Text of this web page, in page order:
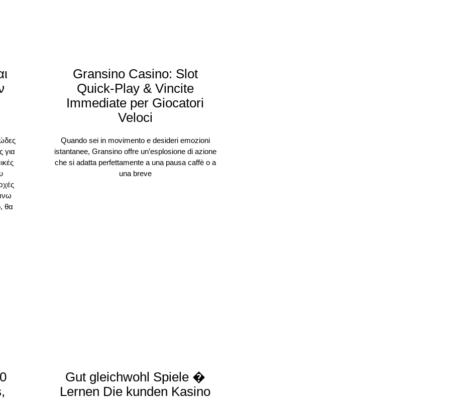
για
θα
Gransino Casino: Slot
Quick‑Play & Vincite
Immediate per Giocatori
Veloci
Quando sei in movimento e desideri emozioni
istantanee, Gransino offre un’esplosione di azione
che si adatta perfettamente a una pausa caffè o a
una breve
Gut gleichwohl Spiele �
Lernen Die kunden Kasino